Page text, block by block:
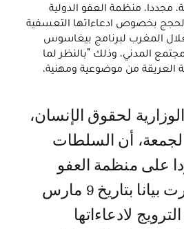
مجددا، منظمة العفو الدولية
بخصوص ادعاءاتها التعسفية
المغرب لبرنامج بيغاسوس
المدني، وذلك "بالنظر لما
العريقة من موضوعية ومهنية،
الجمعة، أن السلطات
على منظمة العفو
الدولية، التي أصدرت بيانا بتاريخ 9 مارس
الترويج لادعاءاتها